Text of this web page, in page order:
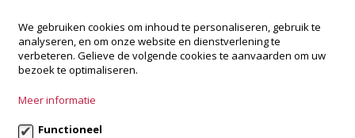
accent vastgoed
Bredabaan 505
2930 Brasschaat
info@accentvastgoed.be
We gebruiken cookies om inhoud te personaliseren, gebruik te
analyseren, en om onze website en dienstverlening te
verbeteren. Gelieve de volgende cookies te aanvaarden om uw
bezoek te optimaliseren.
Meer informatie
Functioneel